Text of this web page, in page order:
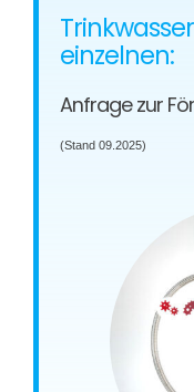
einzelnen:
Anfrage zur
(Stand 09.2025)